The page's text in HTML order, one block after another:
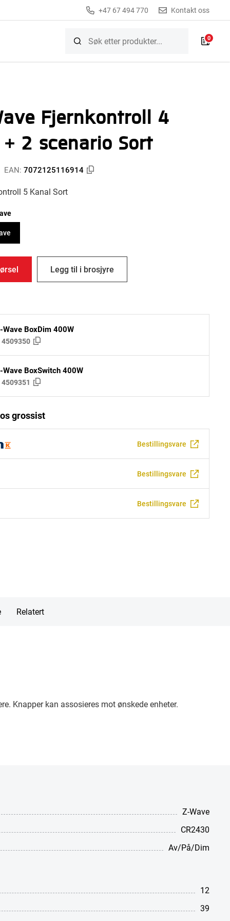
+47 67 494 770 Kontakt oss
0
Fjernkontroll 4
2 scenario Sort
EAN: 7072125116914
5 Kanal Sort
Legg til i brosjyre
Wave BoxDim 400W
4509350
Wave BoxSwitch 400W
4509351
grossist
Bestillingsvare
Bestillingsvare
Bestillingsvare
Relatert
Knapper kan assosieres mot ønskede enheter.
Z-Wave
CR2430
Av/På/Dim
12
39